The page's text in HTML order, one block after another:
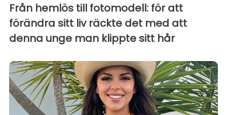
Från hemlös till fotomodell: för att
förändra sitt liv räckte det med att
denna unge man klippte sitt hår